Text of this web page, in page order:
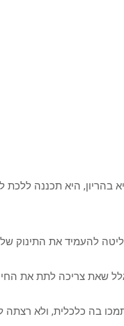
ה 18 גילתה שהיא בהריון, היא
להעמיד את התינוק
שאת צריכה לתת את
בה כלכלית, ולא